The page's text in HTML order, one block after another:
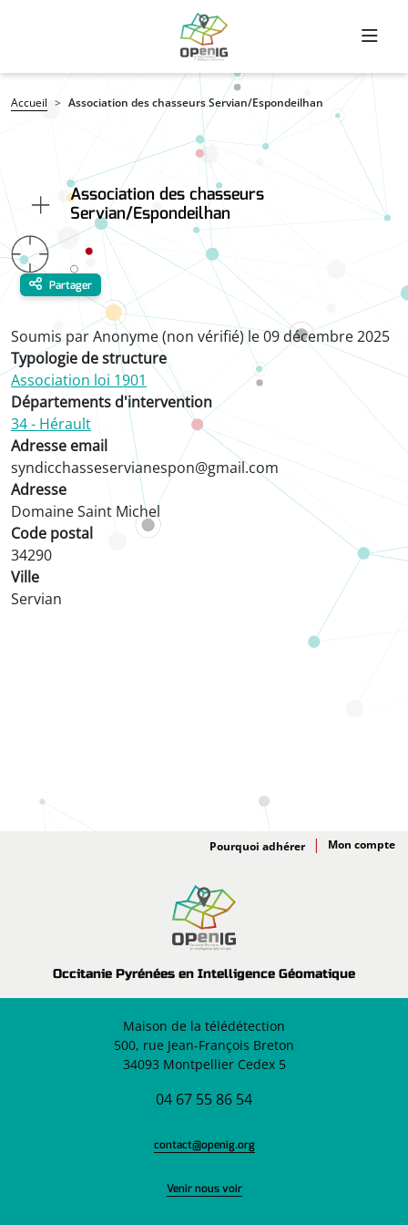
Fil d'Ariane
Accueil Association des chasseurs Servian/Espondeilhan
Association des chasseurs
Servian/Espondeilhan
Partager
Soumis parAnonyme (non vérifié)le09 décembre 2025
Typologie de structure
Association loi 1901
Départements d'intervention
34 - Hérault
Adresse email
syndicchasseservianespon@gmail.com
Adresse
Domaine Saint Michel
Code postal
34290
Ville
Servian
Occitanie Pyrénées en Intelligence Géomatique
Adhésion
Pourquoi adhérer
Maison de la télédétection
500, rue Jean-François Breton
34093 Montpellier Cedex 5
04 67 55 86 54
contact@openig.org
Venir nous voir